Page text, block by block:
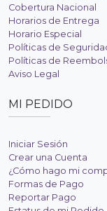
Cobertura Nacional
Horarios de Entrega
Horario Especial
Políticas de
Políticas de
Aviso Legal
MI PEDIDO
Iniciar Sesión
Crear una Cuenta
¿Cómo hago mi
Formas de Pago
Reportar Pago